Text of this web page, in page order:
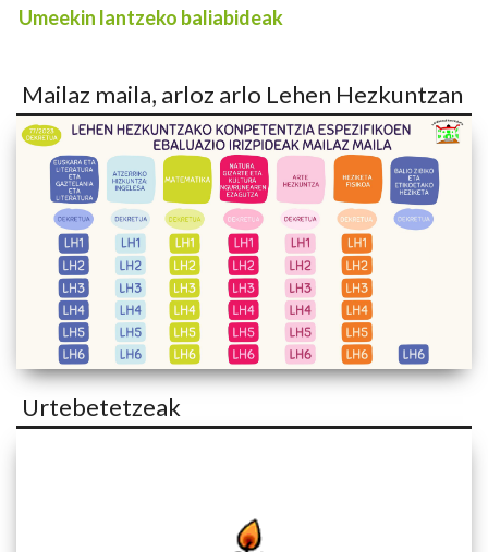
Umeekin lantzeko baliabideak
Mailaz maila, arloz arlo Lehen Hezkuntzan
Urtebetetzeak